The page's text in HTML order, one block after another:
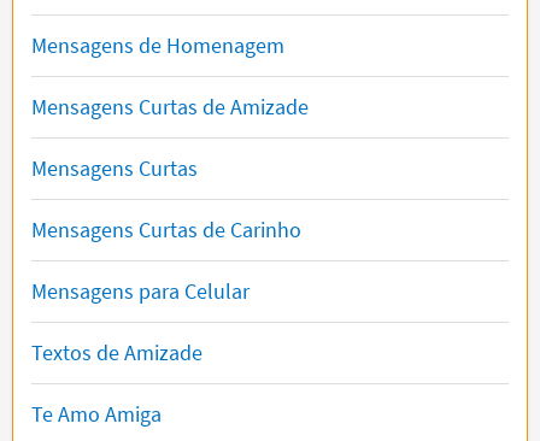
Mensagens de Homenagem
Mensagens Curtas de Amizade
Mensagens Curtas
Mensagens Curtas de Carinho
Mensagens para Celular
Textos de Amizade
Te Amo Amiga